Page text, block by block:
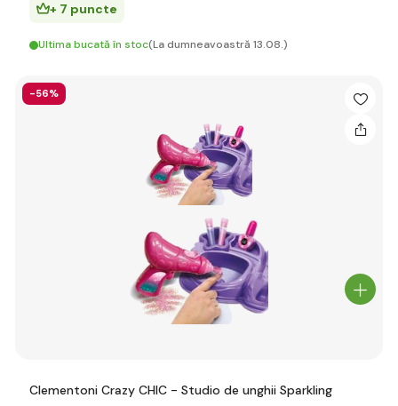
+ 7 puncte
Ultima bucată în stoc(La dumneavoastră 13.08.)
-56%
Clementoni Crazy CHIC - Studio de unghii Sparkling